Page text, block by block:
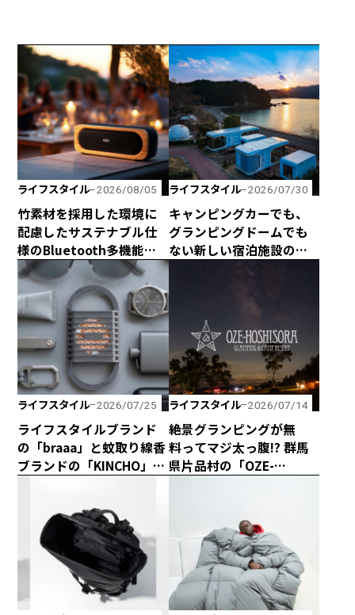
ライフスタイル 2026/08/05
竹素材を採用した環境に
配慮したサステナブル仕
様のBluetooth多機能ス
ピーカー「Get Together
Go」が新登場！
ライフスタイル 2026/07/30
キャンピングカーでも、
グランピングドームでも
ない新しい宿泊施設のカ
タチ！ 海と山に囲まれた
熊野の最新型カプセルハ
ウス「ザ・グランスイー
ト」
ライフスタイル 2026/07/25
ライフスタイルブランド
の「braaa」と蚊取り線香
ブランドの「KINCHO」が
「canox」がオシャレす
ぎ！
ライフスタイル 2026/07/14
絶景グランピングが無
料ってマジ太っ腹!? 群馬
県片品村の「OZE-
料金無料キャンペーンを
実施！